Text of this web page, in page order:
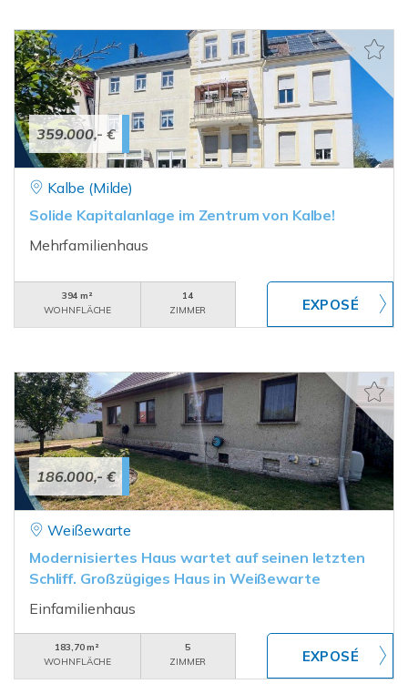
359.000,- €
Kalbe (Milde)
Solide Kapitalanlage im Zentrum von Kalbe!
Mehrfamilienhaus
394 m²
WOHNFLÄCHE
14
ZIMMER
186.000,- €
Weißewarte
Modernisiertes Haus wartet auf seinen letzten
Schliff. Großzügiges Haus in Weißewarte
Einfamilienhaus
183,70 m²
WOHNFLÄCHE
5
ZIMMER